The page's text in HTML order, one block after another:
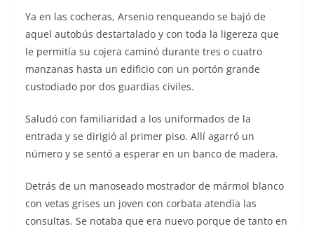
Ya en las cocheras, Arsenio renqueando se bajó de
aquel autobús destartalado y con toda la ligereza que
le permitía su cojera caminó durante tres o cuatro
manzanas hasta un edificio con un portón grande
custodiado por dos guardias civiles.
Saludó con familiaridad a los uniformados de la
entrada y se dirigió al primer piso. Allí agarró un
número y se sentó a esperar en un banco de madera.
Detrás de un manoseado mostrador de mármol blanco
con vetas grises un joven con corbata atendía las
consultas. Se notaba que era nuevo porque de tanto en